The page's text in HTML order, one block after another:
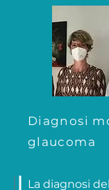
Diagnosi
glaucoma
La diagnosi